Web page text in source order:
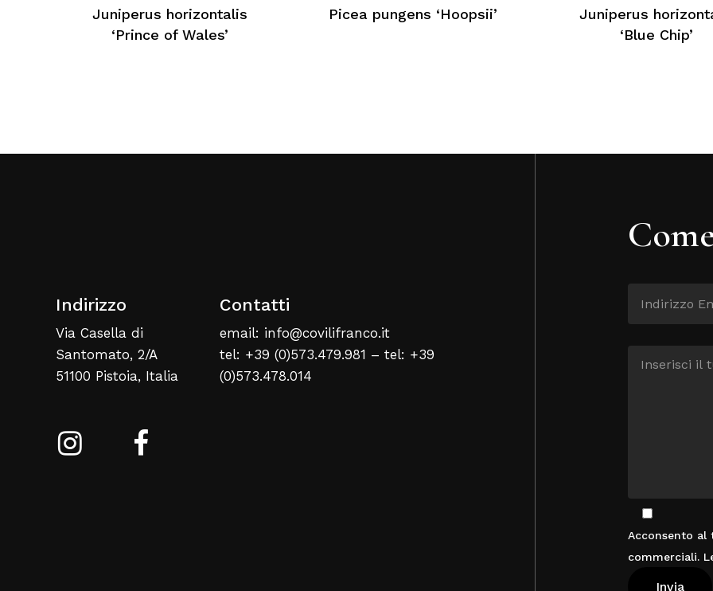
Juniperus horizontalis
‘Prince of Wales’
Picea pungens ‘Hoopsii’
Juniperus
‘Blue Chip’
Indirizzo
Via Casella di
Santomato, 2/A
51100 Pistoia, Italia
Contatti
email: info@covilifranco.it
tel: +39 (0)573.479.981 – tel: +39
(0)573.478.014
Acconsento
commerciali.